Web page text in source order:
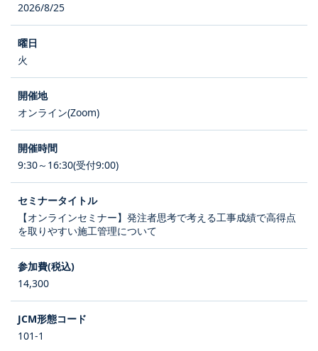
2026/8/25
火
オンライン(Zoom)
9:30～16:30(受付9:00)
【オンラインセミナー】発注者思考で考える工事成績で高得点
を取りやすい施工管理について
14,300
101-1